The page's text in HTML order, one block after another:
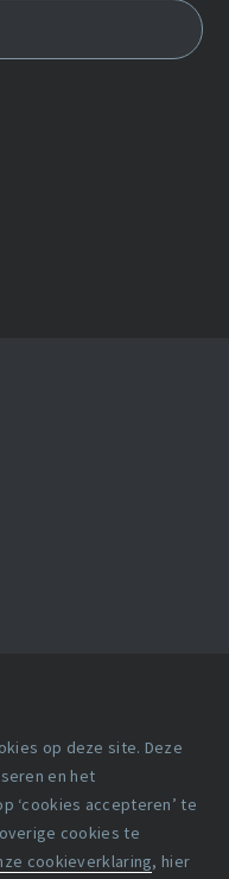
op deze site. Deze
en het
‘cookies accepteren’ te
cookies te
cookieverklaring, hier